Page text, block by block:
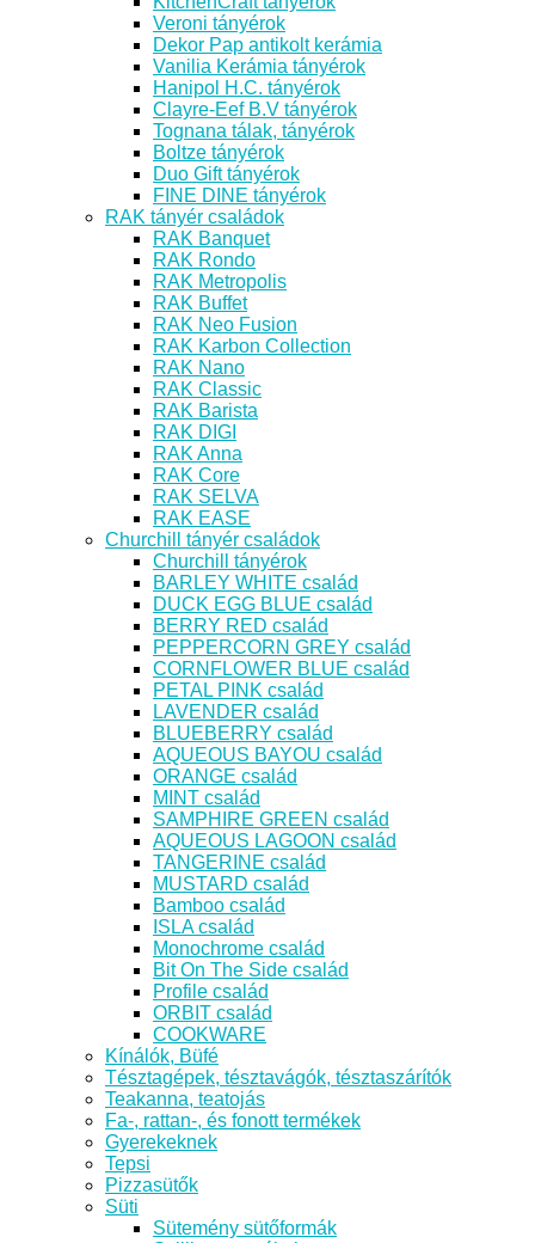
Veroni tányérok
Dekor Pap antikolt kerámia
Vanilia Kerámia tányérok
Hanipol H.C. tányérok
Clayre-Eef B.V tányérok
Tognana tálak, tányérok
Boltze tányérok
Duo Gift tányérok
FINE DINE tányérok
RAK tányér családok
RAK Banquet
RAK Rondo
RAK Metropolis
RAK Buffet
RAK Neo Fusion
RAK Karbon Collection
RAK Nano
RAK Classic
RAK Barista
RAK DIGI
RAK Anna
RAK Core
RAK SELVA
RAK EASE
Churchill tányér családok
Churchill tányérok
BARLEY WHITE család
DUCK EGG BLUE család
BERRY RED család
PEPPERCORN GREY család
CORNFLOWER BLUE család
PETAL PINK család
LAVENDER család
BLUEBERRY család
AQUEOUS BAYOU család
ORANGE család
MINT család
SAMPHIRE GREEN család
AQUEOUS LAGOON család
TANGERINE család
MUSTARD család
Bamboo család
ISLA család
Monochrome család
Bit On The Side család
Profile család
ORBIT család
COOKWARE
Kínálók, Büfé
Tésztagépek, tésztavágók, tésztaszárítók
Teakanna, teatojás
Fa-, rattan-, és fonott termékek
Gyerekeknek
Tepsi
Pizzasütők
Süti
Sütemény sütőformák